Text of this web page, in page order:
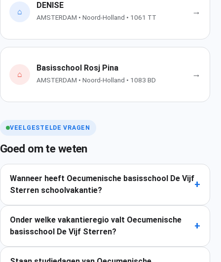
⌂
DENISE
AMSTERDAM • Noord-Holland • 1061 TT
→
⌂
Basisschool Rosj Pina
AMSTERDAM • Noord-Holland • 1083 BD
→
VEELGESTELDE VRAGEN
Goed om te weten
Wanneer heeft Oecumenische basisschool De Vijf
Sterren schoolvakantie?
+
Onder welke vakantieregio valt Oecumenische
basisschool De Vijf Sterren?
+